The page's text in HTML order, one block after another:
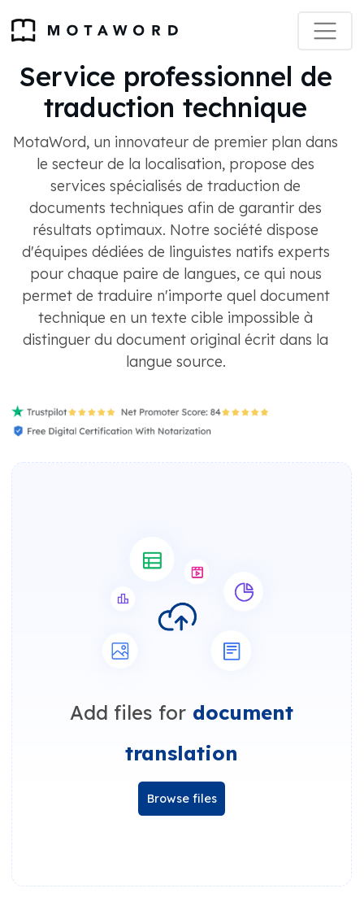
Service professionnel de
traduction technique
MotaWord, un innovateur de premier plan dans
le secteur de la localisation, propose des
services spécialisés de traduction de
documents techniques afin de garantir des
résultats optimaux. Notre société dispose
d'équipes dédiées de linguistes natifs experts
pour chaque paire de langues, ce qui nous
permet de traduire n'importe quel document
technique en un texte cible impossible à
distinguer du document original écrit dans la
langue source.
Add files for document
translation
Browse files